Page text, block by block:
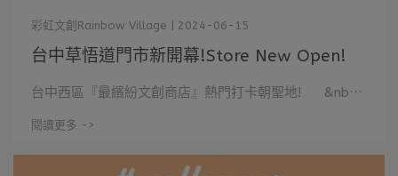
台中草悟道門市新開幕!Store New Open!
彩虹文創Rainbow Village | 2024-06-15
台中西區『最繽紛文創商店』熱門打卡朝聖地! &nb⋯
閱讀更多 ->